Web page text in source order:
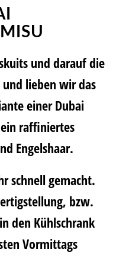
und darauf die
und lieben wir das
einer Dubai
raffiniertes
Engelshaar.
schnell gemacht.
bzw.
den Kühlschrank
Vormittags